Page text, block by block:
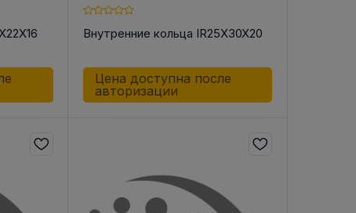
Внутренние кольца IR25X30X20
Цена доступна после
авторизации